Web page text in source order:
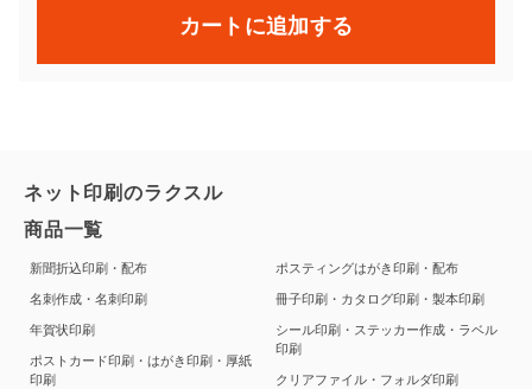
カートに追加する
ネット印刷のラクスル
商品一覧
新聞折込印刷・配布
名刺作成・名刺印刷
年賀状印刷
ポストカード印刷・はがき印刷・厚紙
印刷
ポスティングはがき印刷・配布
冊子印刷・カタログ印刷・製本印刷
シール印刷・ステッカー作成・ラベル
印刷
クリアファイル・フォルダ印刷